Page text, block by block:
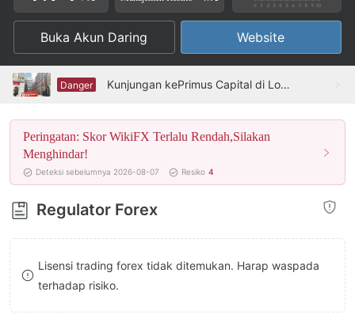
2
3
4
5
6
7
8
9
8
9
2
3
4
5
6
7
8
9
Buka Akun Daring Website
Danger Kunjungan kePrimus Capital di London Inggris - Tidak Menemukan Kantor
Peringatan: Skor WikiFX Terlalu Rendah,Silakan
Menghindar!
Deteksi sebelumnya 2026-08-07 Resiko 4
Regulator Forex
Lisensi trading forex tidak ditemukan. Harap waspada
terhadap risiko.